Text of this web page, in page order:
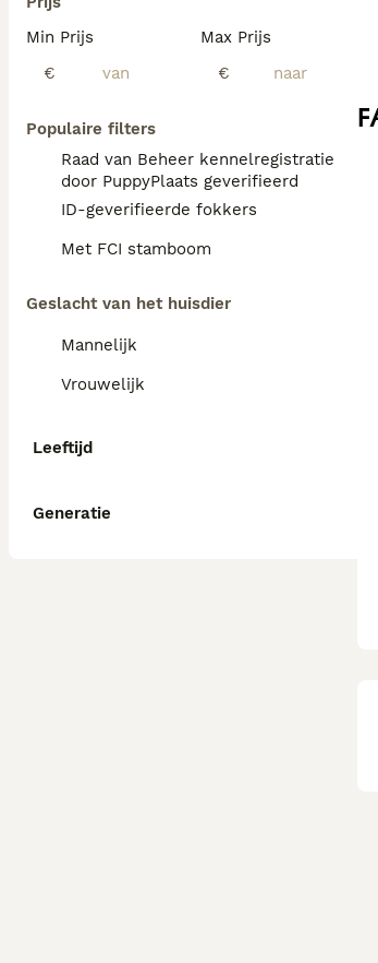
Min Prijs
€
Max Prijs
€
Populaire filters
Raad van Beheer kennelregistratie
door PuppyPlaats geverifieerd
ID-geverifieerde fokkers
Met FCI stamboom
Geslacht van het huisdier
Mannelijk
Vrouwelijk
Leeftijd
Generatie